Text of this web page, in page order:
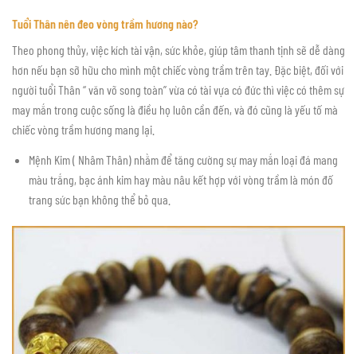
Tuổi Thân nên đeo vòng trầm hương nào?
Theo phong thủy, việc kích tài vận, sức khỏe, giúp tâm thanh tịnh sẽ dễ dàng
hơn nếu bạn sỡ hữu cho mình một chiếc vòng trầm trên tay. Đặc biệt, đối với
người tuổi Thân “ văn võ song toàn” vừa có tài vựa có đức thì việc có thêm sự
may mắn trong cuộc sống là điều họ luôn cần đến, và đó cũng là yếu tố mà
chiếc vòng trầm hương mang lại.
Mệnh Kim ( Nhâm Thân) nhằm để tăng cường sự may mắn loại đá mang
màu trắng, bạc ánh kim hay màu nâu kết hợp với vòng trầm là món đố
trang sức bạn không thể bỏ qua.